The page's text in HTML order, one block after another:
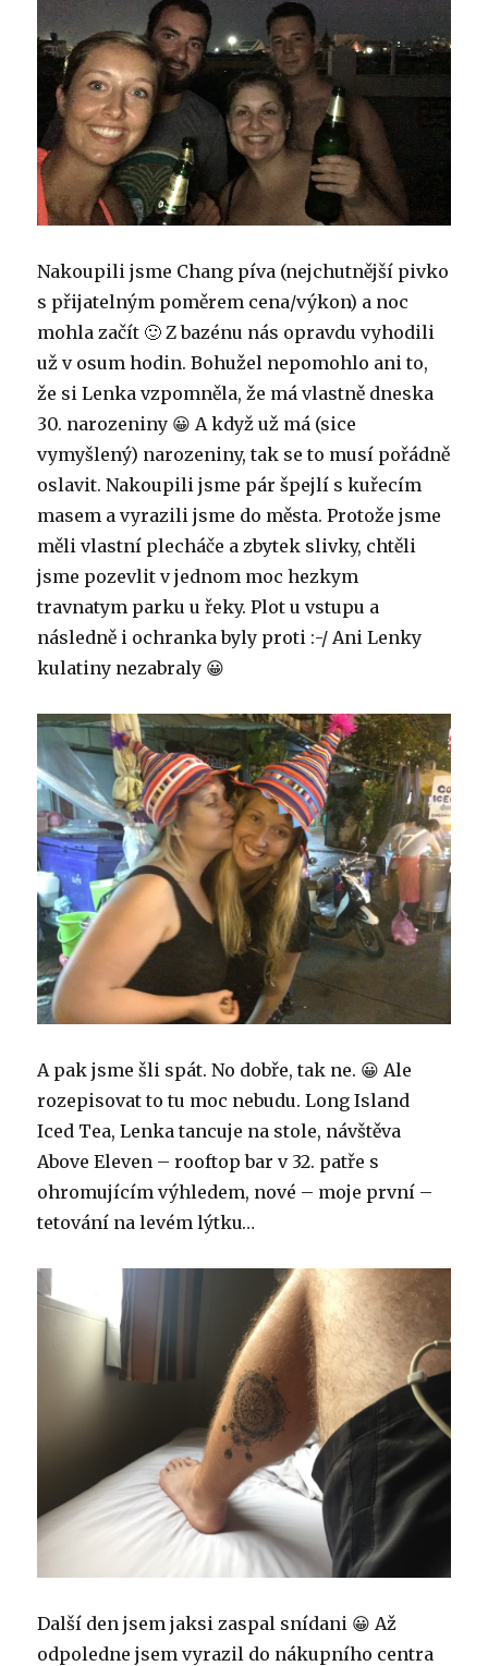
Nakoupili jsme Chang píva (nejchutnější pivko
s přijatelným poměrem cena/výkon) a noc
mohla začít 🙂 Z bazénu nás opravdu vyhodili
už v osum hodin. Bohužel nepomohlo ani to,
že si Lenka vzpomněla, že má vlastně dneska
30. narozeniny 😀 A když už má (sice
vymyšlený) narozeniny, tak se to musí pořádně
oslavit. Nakoupili jsme pár špejlí s kuřecím
masem a vyrazili jsme do města. Protože jsme
měli vlastní plecháče a zbytek slivky, chtěli
jsme pozevlit v jednom moc hezkym
travnatym parku u řeky. Plot u vstupu a
následně i ochranka byly proti :-/ Ani Lenky
kulatiny nezabraly 😀
A pak jsme šli spát. No dobře, tak ne. 😀 Ale
rozepisovat to tu moc nebudu. Long Island
Iced Tea, Lenka tancuje na stole, návštěva
Above Eleven – rooftop bar v 32. patře s
ohromujícím výhledem, nové – moje první –
tetování na levém lýtku…
Další den jsem jaksi zaspal snídani 😀 Až
odpoledne jsem vyrazil do nákupního centra